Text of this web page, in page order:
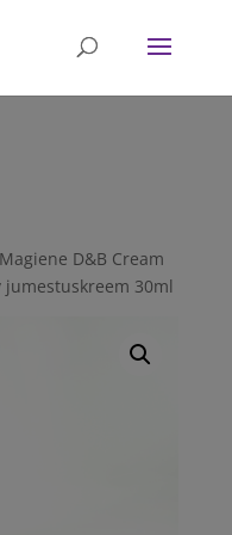
'PageView'); // Once
'grant');
D&B Cream
30ml